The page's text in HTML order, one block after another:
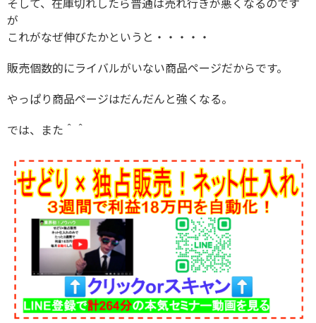
そして、在庫切れしたら普通は売れ行きが悪くなるのです
が
これがなぜ伸びたかというと・・・・・
販売個数的にライバルがいない商品ページだからです。
やっぱり商品ページはだんだんと強くなる。
では、また＾＾